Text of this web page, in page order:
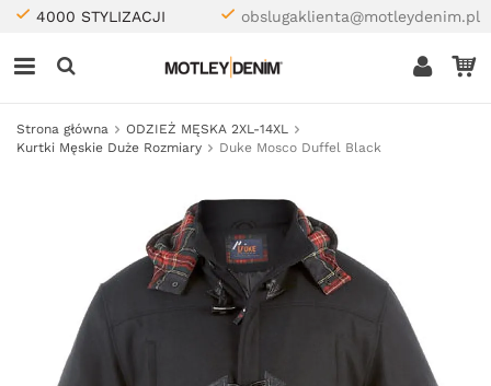
4000 STYLIZACJI obslugaklienta@motleydenim.pl
Strona główna
ODZIEŻ MĘSKA 2XL-14XL
Kurtki Męskie Duże Rozmiary
Duke Mosco Duffel Black